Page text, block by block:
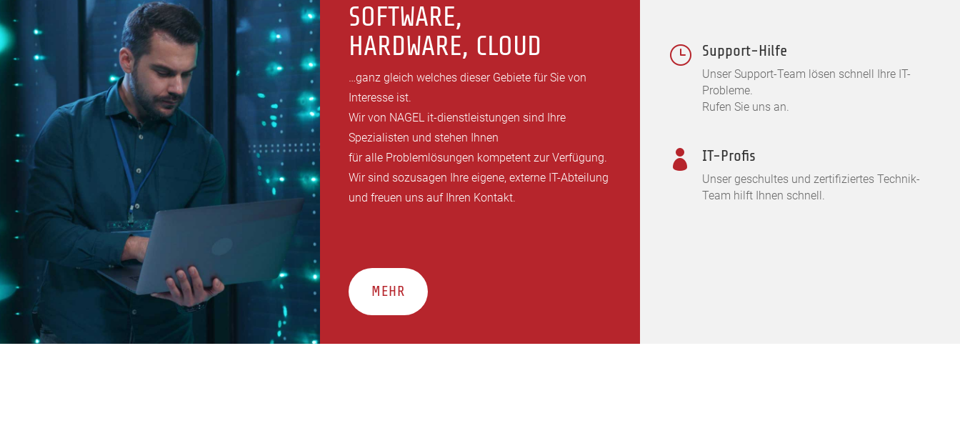
SOFTWARE,
HARDWARE, CLOUD
…ganz gleich welches dieser Gebiete für Sie von
Interesse ist.
Wir von NAGEL it-dienstleistungen sind Ihre
Spezialisten und stehen Ihnen
für alle Problemlösungen kompetent zur Verfügung.
Wir sind sozusagen Ihre eigene, externe IT-Abteilung
und freuen uns auf Ihren Kontakt.
MEHR
} Support-Hilfe
Unser Support-Team lösen schnell Ihre IT-
Probleme.
Rufen Sie uns an.
 IT-Profis
Unser geschultes und zertifiziertes Technik-
Team hilft Ihnen schnell.